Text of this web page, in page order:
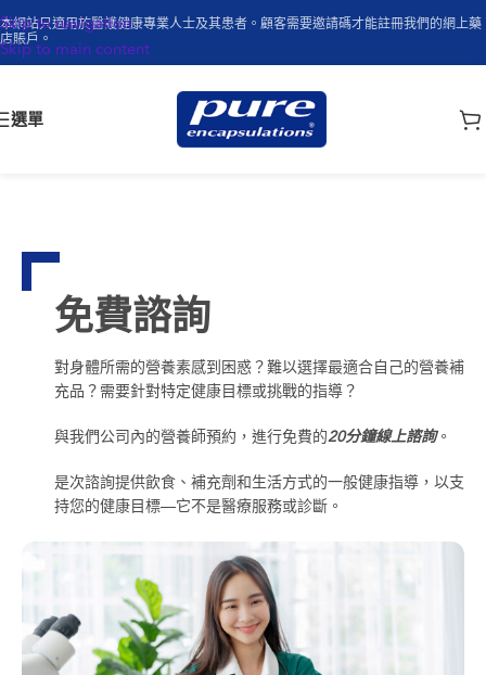
Skip to navigation
Skip to main content
本網站只適用於醫護健康專業人士及其患者。顧客需要邀請碼才能註冊我們的網上藥
店賬戶。
選單
免費諮詢
對身體所需的營養素感到困惑？難以選擇最適合自己的營養補
充品？需要針對特定健康目標或挑戰的指導？
與我們公司內的營養師預約，進行免費的20分鐘線上諮詢。
是次諮詢提供飲食、補充劑和生活方式的一般健康指導，以支
持您的健康目標—它不是醫療服務或診斷。